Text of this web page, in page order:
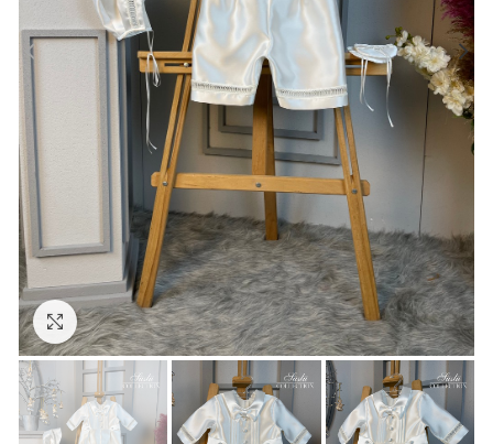
Click to enlarge